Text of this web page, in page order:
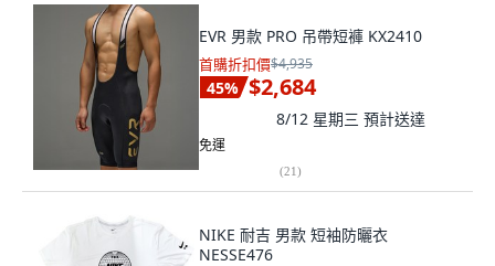
EVR 男款 PRO 吊帶短褲 KX2410
首購折扣價$4,935
45% $2,684
8/12 星期三 預計送達
免運
(21)
NIKE 耐吉 男款 短袖防曬衣
NESSE476